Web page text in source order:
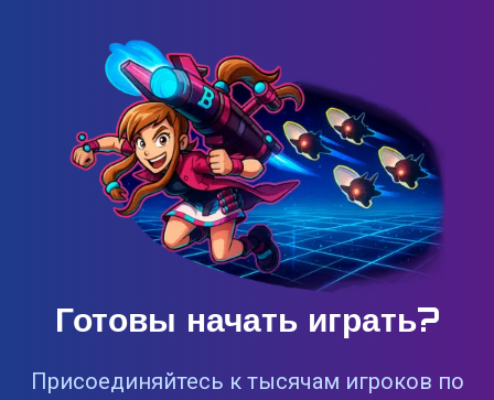
Готовы начать играть?
Присоединяйтесь к тысячам игроков по